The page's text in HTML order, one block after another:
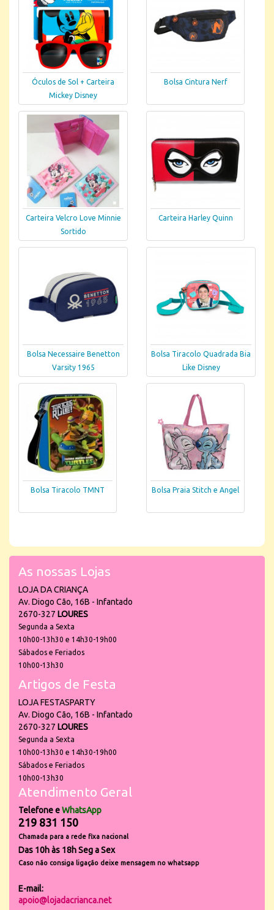
Óculos de Sol + Carteira
Mickey Disney
Bolsa Cintura Nerf
Carteira Velcro Love Minnie
Sortido
Carteira Harley Quinn
Bolsa Necessaire Benetton
Varsity 1965
Bolsa Tiracolo Quadrada Bia
Like Disney
Bolsa Tiracolo TMNT Bolsa Praia Stitch e Angel
As nossas Lojas
LOJA DA CRIANÇA
Av. Diogo Cão, 16B - Infantado
2670-327 LOURES
Segunda a Sexta
10h00-13h30 e 14h30-19h00
Sábados e Feriados
10h00-13h30
Artigos de Festa
LOJA FESTASPARTY
Av. Diogo Cão, 16B - Infantado
2670-327 LOURES
Segunda a Sexta
10h00-13h30 e 14h30-19h00
Sábados e Feriados
10h00-13h30
Atendimento Geral
Telefone eWhatsApp
219 831 150
Chamada para a rede fixa nacional
Das 10h às 18h Seg a Sex
Caso não consiga ligação deixe mensagem no whatsapp
E-mail:
apoio@lojadacrianca.net